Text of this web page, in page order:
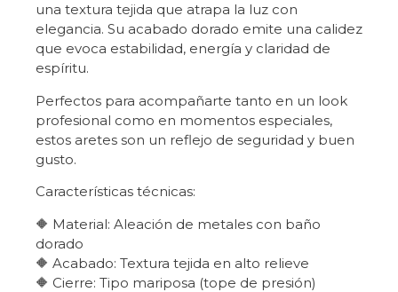
una textura tejida que atrapa la luz con
elegancia. Su acabado dorado emite una calidez
que evoca estabilidad, energía y claridad de
espíritu.
Perfectos para acompañarte tanto en un look
profesional como en momentos especiales,
estos aretes son un reflejo de seguridad y buen
gusto.
Características técnicas:
🔶 Material: Aleación de metales con baño
dorado
🔶 Acabado: Textura tejida en alto relieve
🔶 Cierre: Tipo mariposa (tope de presión)